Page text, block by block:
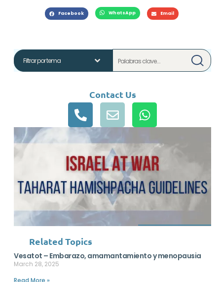
Facebook WhatsApp Email
Contact Us
Related Topics
Vesatot – Embarazo, amamantamiento y menopausia
March 28, 2025